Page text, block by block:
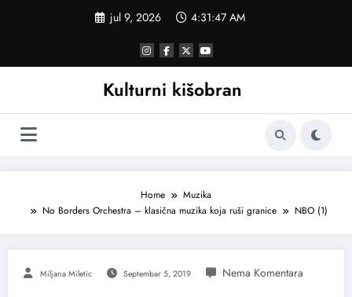
jul 9, 2026 4:31:48 AM
Kulturni kišobran
Home
Muzika
No Borders Orchestra – klasična muzika koja ruši granice
NBO (1)
Miljana Miletic Septembar 5, 2019